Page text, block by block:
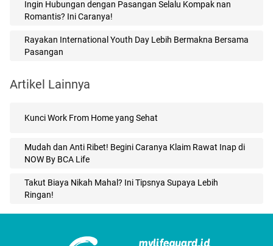
Ingin Hubungan dengan Pasangan Selalu Kompak nan
Romantis? Ini Caranya!
Rayakan International Youth Day Lebih Bermakna Bersama
Pasangan
Artikel Lainnya
Kunci Work From Home yang Sehat
Mudah dan Anti Ribet! Begini Caranya Klaim Rawat Inap di
NOW By BCA Life
Takut Biaya Nikah Mahal? Ini Tipsnya Supaya Lebih
Ringan!